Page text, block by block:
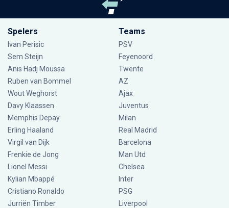
Spelers
Ivan Perisic
Sem Steijn
Anis Hadj Moussa
Ruben van Bommel
Wout Weghorst
Davy Klaassen
Memphis Depay
Erling Haaland
Virgil van Dijk
Frenkie de Jong
Lionel Messi
Kylian Mbappé
Cristiano Ronaldo
Jurriën Timber
Teams
PSV
Feyenoord
Twente
AZ
Ajax
Juventus
Milan
Real Madrid
Barcelona
Man Utd
Chelsea
Inter
PSG
Liverpool